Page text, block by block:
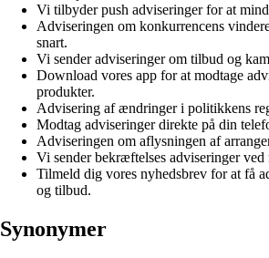
Vi tilbyder push adviseringer for at
Adviseringen om konkurrencens
snart.
Vi sender adviseringer om tilbud og
Download vores app for at modtage
produkter.
Advisering af ændringer i politikkens
Modtag adviseringer direkte på din
Adviseringen om aflysningen af
Vi sender bekræftelses adviseringer ved
Tilmeld dig vores nyhedsbrev for at få
og tilbud.
Synonymer